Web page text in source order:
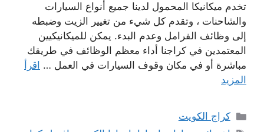
تخدم ميكانيكا المحمول لدينا جميع أنواع السيارات
والشاحنات ، وتقدم كل شيء من تغيير الزيت وضبطه
إلى وظائف الفرامل وعدم البدء. يمكن للميكانيكيين
المعتمدين في كراجنا أداء معظم الوظائف في طريقك
مباشرة أو في مكان وقوف السيارات في العمل … اقرأ
المزيد
التصنيفات
كراج الكويت